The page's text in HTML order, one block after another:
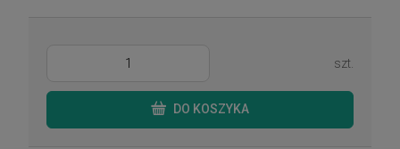
szt.
DO KOSZYKA